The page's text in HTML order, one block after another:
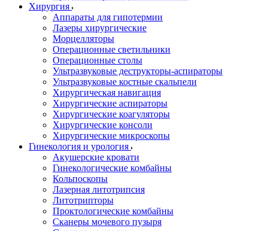
Хирургия
Аппараты для гипотермии
Лазеры хирургические
Морцелляторы
Операционные светильники
Операционные столы
Ультразвуковые деструкторы-аспираторы
Ультразвуковые костные скальпели
Хирургическая навигация
Хирургические аспираторы
Хирургические коагуляторы
Хирургические консоли
Хирургические микроскопы
Гинекология и урология
Акушерские кровати
Гинекологические комбайны
Кольпоскопы
Лазерная литотрипсия
Литотрипторы
Проктологические комбайны
Сканеры мочевого пузыря